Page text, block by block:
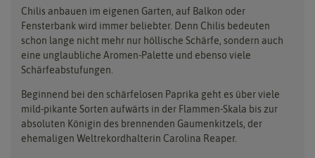
Anzucht, Kultivierung
& Ernte
Pikieren
Auspflanzen
Überwintern
Carl Pabst
Clever Pots
COMPO
Gusta Garden
Hortitops
Jiffy
Ladbrooke Soil Blockers
Lehmann Natur
Saflax
Samen Maier
Chilis anbauen im eigenen Garten, auf Balkon oder
Fensterbank wird immer beliebter. Denn Chilis bedeuten
schon lange nicht mehr nur höllische Schärfe, sondern auch
eine unglaubliche Aromen-Palette und ebenso viele
Schärfeabstufungen.
Beginnend bei den schärfelosen Paprika geht es über viele
mild-pikante Sorten aufwärts in der Flammen-Skala bis zur
absoluten Königin des brennenden Gaumenkitzels, der
ehemaligen Weltrekordhalterin Carolina Reaper.